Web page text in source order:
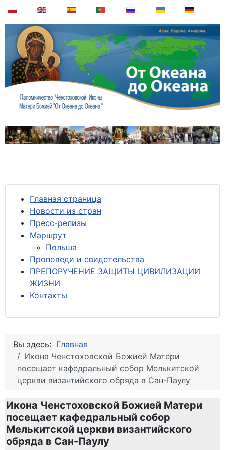
Главная страница
Новости из стран
Пресс-релизы
Маршрут
Польша
Проповеди и свидетельства
ПРЕПОРУЧЕНИЕ ЗАЩИТЫ ЦИВИЛИЗАЦИИ
ЖИЗНИ
Контакты
Вы здесь: Главная
Икона Ченстоховской Божией Матери
посещает кафедральный собор Мелькитской
церкви византийского обряда в Сан-Паулу
Икона Ченстоховской Божией Матери
посещает кафедральный собор
Мелькитской церкви византийского
обряда в Сан-Паулу